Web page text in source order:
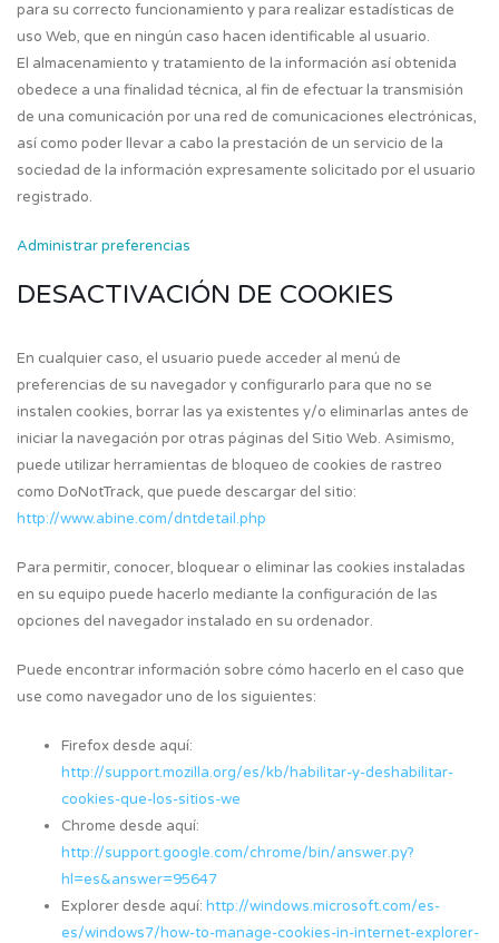
para su correcto funcionamiento y para realizar estadísticas de
uso Web, que en ningún caso hacen identificable al usuario.
El almacenamiento y tratamiento de la información así obtenida
obedece a una finalidad técnica, al fin de efectuar la transmisión
de una comunicación por una red de comunicaciones electrónicas,
así como poder llevar a cabo la prestación de un servicio de la
sociedad de la información expresamente solicitado por el usuario
registrado.
Administrar preferencias
DESACTIVACIÓN DE COOKIES
En cualquier caso, el usuario puede acceder al menú de
preferencias de su navegador y configurarlo para que no se
instalen cookies, borrar las ya existentes y/o eliminarlas antes de
iniciar la navegación por otras páginas del Sitio Web. Asimismo,
puede utilizar herramientas de bloqueo de cookies de rastreo
como DoNotTrack, que puede descargar del sitio:
http://www.abine.com/dntdetail.php
Para permitir, conocer, bloquear o eliminar las cookies instaladas
en su equipo puede hacerlo mediante la configuración de las
opciones del navegador instalado en su ordenador.
Puede encontrar información sobre cómo hacerlo en el caso que
use como navegador uno de los siguientes:
Firefox desde aquí:
http://support.mozilla.org/es/kb/habilitar-y-deshabilitar-
cookies-que-los-sitios-we
Chrome desde aquí:
http://support.google.com/chrome/bin/answer.py?
hl=es&answer=95647
Explorer desde aquí: http://windows.microsoft.com/es-
es/windows7/how-to-manage-cookies-in-internet-explorer-